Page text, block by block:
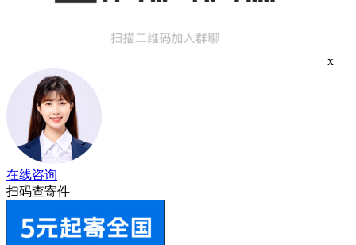
x
在线咨询
扫码查寄件